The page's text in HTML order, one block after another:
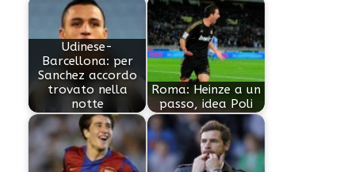
Udinese-
Barcellona: per
Sanchez accordo
trovato nella
notte
Roma: Heinze a un
passo, idea Poli